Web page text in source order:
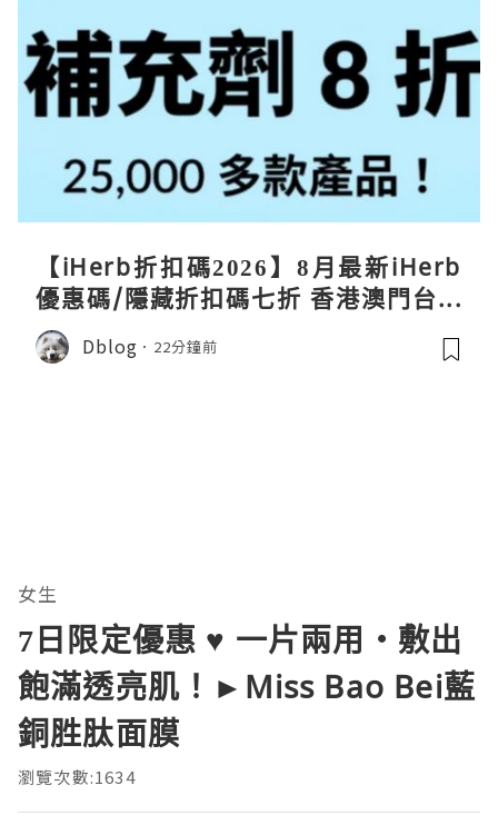
【iHerb折扣碼2026】8月最新iHerb
優惠碼/隱藏折扣碼七折 香港澳門台灣
新加坡iherb code 30％ off
Dblog 22分鐘前
女生
7日限定優惠 ♥ 一片兩用・敷出
飽滿透亮肌！►Miss Bao Bei藍
銅胜肽面膜
瀏覽次數:1634